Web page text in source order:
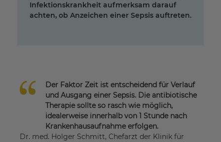
Infektionskrankheit aufmerksam darauf
achten, ob Anzeichen einer Sepsis auftreten.
Der Faktor Zeit ist entscheidend für Verlauf
und Ausgang einer Sepsis. Die antibiotische
Therapie sollte so rasch wie möglich,
idealerweise innerhalb von 1 Stunde nach
Krankenhausaufnahme erfolgen.
Dr. med. Holger Schmitt, Chefarzt der Klinik für